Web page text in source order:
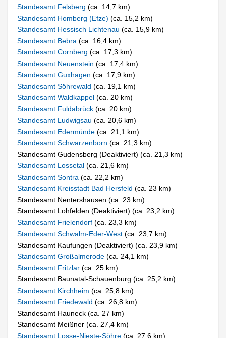
Standesamt Felsberg(ca. 14,7 km)
Standesamt Homberg (Efze)(ca. 15,2 km)
Standesamt Hessisch Lichtenau(ca. 15,9 km)
Standesamt Bebra(ca. 16,4 km)
Standesamt Cornberg(ca. 17,3 km)
Standesamt Neuenstein(ca. 17,4 km)
Standesamt Guxhagen(ca. 17,9 km)
Standesamt Söhrewald(ca. 19,1 km)
Standesamt Waldkappel(ca. 20 km)
Standesamt Fuldabrück(ca. 20 km)
Standesamt Ludwigsau(ca. 20,6 km)
Standesamt Edermünde(ca. 21,1 km)
Standesamt Schwarzenborn(ca. 21,3 km)
Standesamt Gudensberg (Deaktiviert) (ca. 21,3 km)
Standesamt Lossetal(ca. 21,6 km)
Standesamt Sontra(ca. 22,2 km)
Standesamt Kreisstadt Bad Hersfeld(ca. 23 km)
Standesamt Nentershausen (ca. 23 km)
Standesamt Lohfelden (Deaktiviert) (ca. 23,2 km)
Standesamt Frielendorf(ca. 23,3 km)
Standesamt Schwalm-Eder-West(ca. 23,7 km)
Standesamt Kaufungen (Deaktiviert) (ca. 23,9 km)
Standesamt Großalmerode(ca. 24,1 km)
Standesamt Fritzlar(ca. 25 km)
Standesamt Baunatal-Schauenburg (ca. 25,2 km)
Standesamt Kirchheim(ca. 25,8 km)
Standesamt Friedewald(ca. 26,8 km)
Standesamt Hauneck (ca. 27 km)
Standesamt Meißner (ca. 27,4 km)
Standesamt Losse-Nieste-Söhre(ca. 27,6 km)